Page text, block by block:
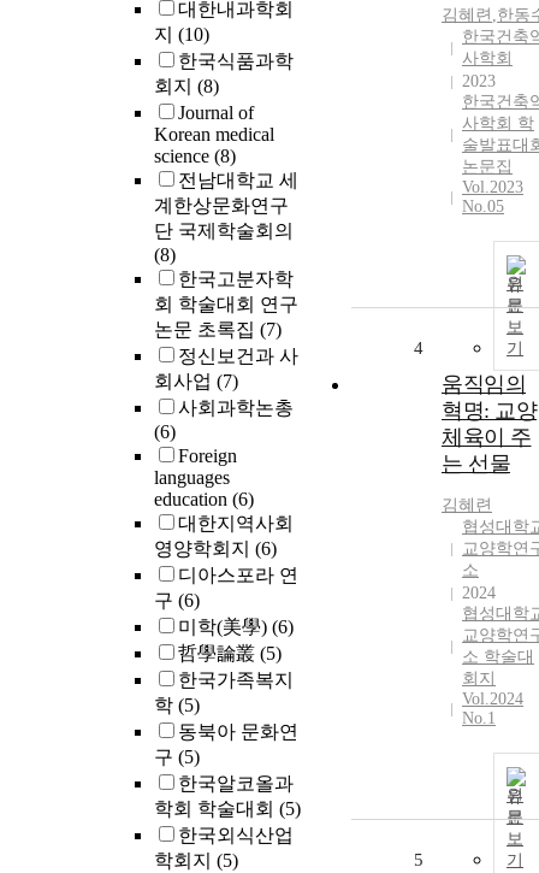
대한내과학회
지 (10)
한국식품과학
회지 (8)
Journal of
Korean medical
science (8)
전남대학교 세
계한상문화연구
단 국제학술회의
(8)
한국고분자학
회 학술대회 연구
논문 초록집 (7)
정신보건과 사
회사업 (7)
사회과학논총
(6)
Foreign
languages
education (6)
대한지역사회
영양학회지 (6)
디아스포라 연
구 (6)
미학(美學) (6)
哲學論叢 (5)
한국가족복지
학 (5)
동북아 문화연
구 (5)
한국알코올과
학회 학술대회 (5)
한국외식산업
학회지 (5)
김혜련 ,한동
한국건축
사학회
2023
한국건축
사학회 학
술발표대
논문집
Vol.2023
No.05
원
문
보
기
4
움직임의
혁명: 교양
체육이 주
는 선물
김혜련
협성대학
교양학연
소
2024
협성대학
교양학연
소 학술대
회지
Vol.2024
No.1
원
문
보
기
5